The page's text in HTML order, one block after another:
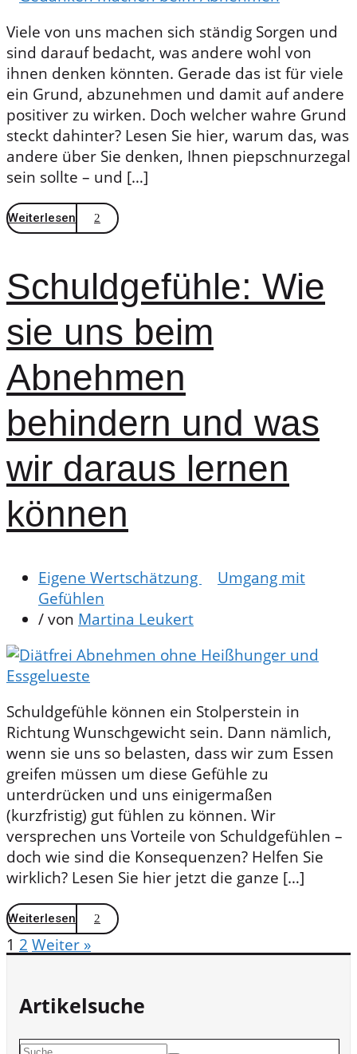
Viele von uns machen sich ständig Sorgen und
sind darauf bedacht, was andere wohl von
ihnen denken könnten. Gerade das ist für viele
ein Grund, abzunehmen und damit auf andere
positiver zu wirken. Doch welcher wahre Grund
steckt dahinter? Lesen Sie hier, warum das, was
andere über Sie denken, Ihnen piepschnurzegal
sein sollte – und […]
Weiterlesen
Schuldgefühle: Wie
sie uns beim
Abnehmen
behindern und was
wir daraus lernen
können
Eigene Wertschätzung
Umgang mit
Gefühlen
/ von Martina Leukert
Schuldgefühle können ein Stolperstein in
Richtung Wunschgewicht sein. Dann nämlich,
wenn sie uns so belasten, dass wir zum Essen
greifen müssen um diese Gefühle zu
unterdrücken und uns einigermaßen
(kurzfristig) gut fühlen zu können. Wir
versprechen uns Vorteile von Schuldgefühlen –
doch wie sind die Konsequenzen? Helfen Sie
wirklich? Lesen Sie hier jetzt die ganze […]
Weiterlesen
1 2 Weiter »
Artikelsuche